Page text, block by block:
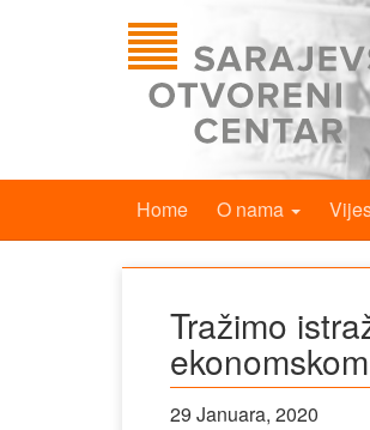
Home O nama
Tražimo
29 Januara, 2020